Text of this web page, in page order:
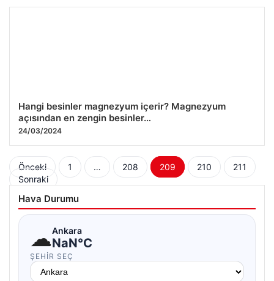
Hangi besinler magnezyum içerir? Magnezyum
açısından en zengin besinler…
24/03/2024
Yazı
sayfalaması
Önceki 1 … 208 209 210
211
Sonraki
Hava Durumu
☁Ankara
NaN°C
ŞEHIR SEÇ